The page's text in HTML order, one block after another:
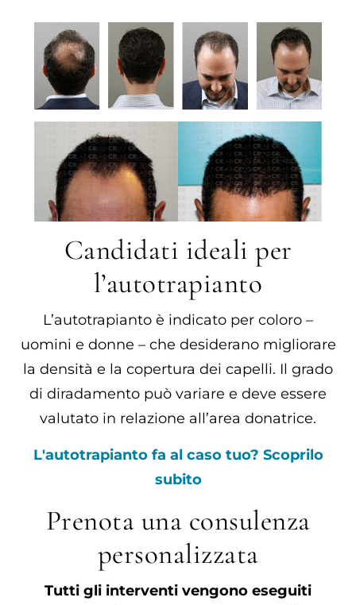
Candidati ideali per
l’autotrapianto
L’autotrapianto è indicato per coloro –
uomini e donne – che desiderano migliorare
la densità e la copertura dei capelli. Il grado
di diradamento può variare e deve essere
valutato in relazione all’area donatrice.
L'autotrapianto fa al caso tuo? Scoprilo
subito
Prenota una consulenza
personalizzata
Tutti gli interventi vengono eseguiti